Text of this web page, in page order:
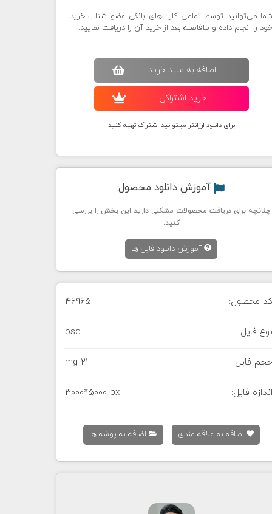
شما می‌توانید توسط تمامی کارت‌های بانکی عضو شتاب خرید
خود را انجام داده و بلافاصله بعد از خرید آن را دریافت نمایید.
اضافه به سبد خريد
خريد اشتراکی
برای دانلود ارزانتر میتوانید اشتراک تهیه کنید
آموزش دانلود محصول
چنانچه برای دریافت محصولات مشکلی دارید این بخش را بررسی
کنید.
آموزش دانلود فایل ها
کد محصول: 46965
نوع فایل: psd
حجم فایل: 21 mg
اندازه فایل: 3000*5000 px
اضافه به علاقه مندی اضافه به پوشه ها